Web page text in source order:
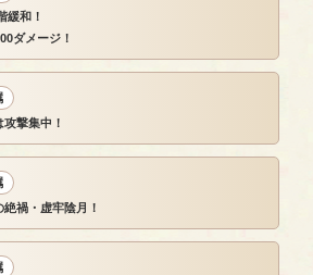
緩和！
ダメージ！
撃集中！
禍・虚牢陰月！